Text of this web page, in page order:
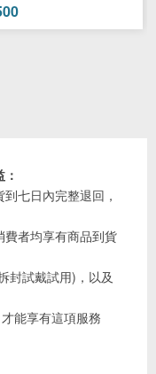
七日內完整退回，
費者均享有商品到貨
封試戴試用)，以及
能享有這項服務